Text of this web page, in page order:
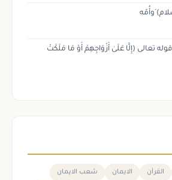
َوأُمّه
تعالى (إِلَّا عَلَىٰ أَزْوَاجِهِمْ أَوْ مَا مَلَكَتْ
القرآن الايمان شعب الايمان